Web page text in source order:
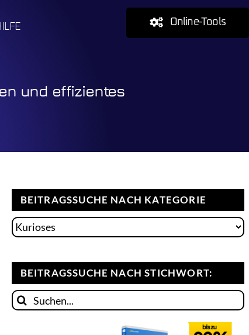
Online-Tools
und effizientes
BEITRAGSSUCHE NACH KATEGORIE
Beitragssuche
Kategorie
BEITRAGSSUCHE NACH STICHWORT:
Suche